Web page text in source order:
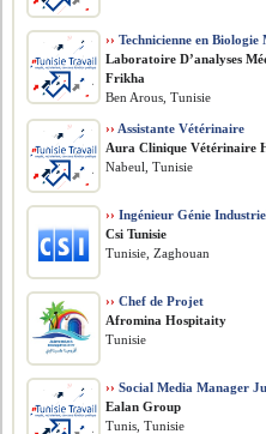
›› Technicienne en Biologie
Laboratoire D’analyses
Frikha
Ben Arous, Tunisie
›› Assistante Vétérinaire
Aura Clinique Vétérinaire
Nabeul, Tunisie
›› Ingénieur Génie
Csi Tunisie
Tunisie, Zaghouan
›› Chef de Projet
Afromina Hospitaity
Tunisie
›› Social Media Manager
Ealan Group
Tunis, Tunisie